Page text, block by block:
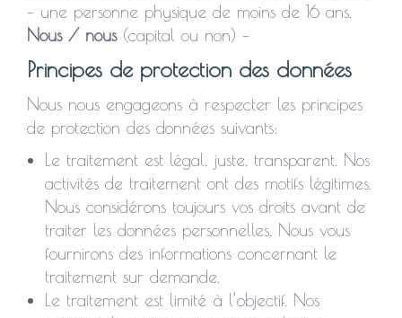
– une personne physique de moins de 16 ans.
Nous / nous(capital ou non) –
Principes de protection des données
Nous nous engageons à respecter les principes
de protection des données suivants:
Le traitement est légal, juste, transparent. Nos
activités de traitement ont des motifs légitimes.
Nous considérons toujours vos droits avant de
traiter les données personnelles. Nous vous
fournirons des informations concernant le
traitement sur demande.
Le traitement est limité à l’objectif. Nos